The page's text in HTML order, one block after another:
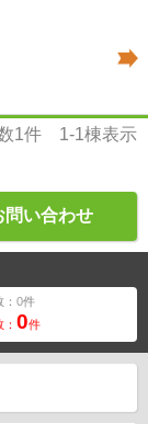
1件 1-1棟表示
問い合わせ
0件
0件